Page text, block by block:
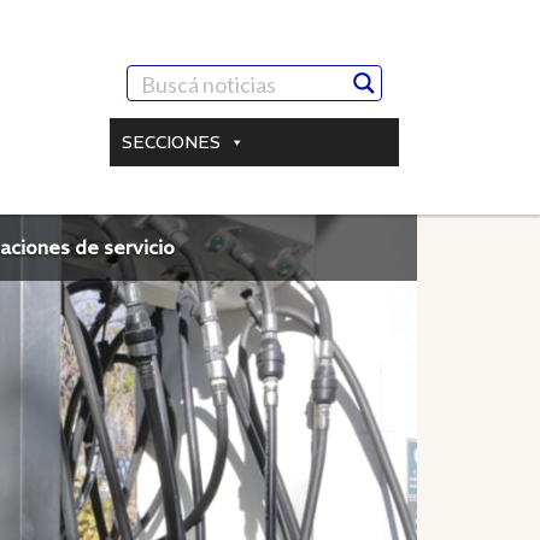
SECCIONES
de servicio